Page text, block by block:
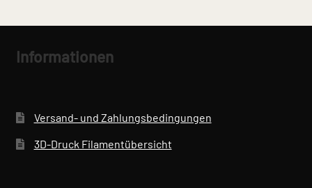
Informationen
Versand- und Zahlungsbedingungen
3D-Druck Filamentübersicht